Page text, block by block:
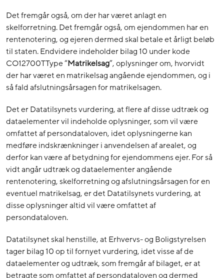
Det fremgår også, om der har været anlagt en
skelforretning. Det fremgår også, om ejendommen har en
rentenotering, og ejeren dermed skal betale et årligt beløb
til staten. Endvidere indeholder bilag 10 under kode
CO12700TType “Matrikelsag”, oplysninger om, hvorvidt
der har været en matrikelsag angående ejendommen, og i
så fald afslutningsårsagen for matrikelsagen.
Det er Datatilsynets vurdering, at flere af disse udtræk og
dataelementer vil indeholde oplysninger, som vil være
omfattet af persondataloven, idet oplysningerne kan
medføre indskrænkninger i anvendelsen af arealet, og
derfor kan være af betydning for ejendommens ejer. For så
vidt angår udtræk og dataelementer angående
rentenotering, skelforretning og afslutningsårsagen for en
eventuel matrikelsag, er det Datatilsynets vurdering, at
disse oplysninger altid vil være omfattet af
persondataloven.
Datatilsynet skal henstille, at Erhvervs- og Boligstyrelsen
tager bilag 10 op til fornyet vurdering, idet visse af de
dataelementer og udtræk, som fremgår af bilaget, er at
betragte som omfattet af persondataloven og dermed